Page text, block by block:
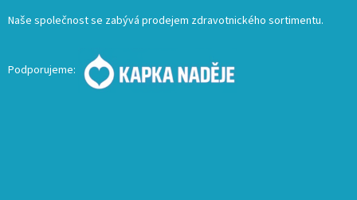
Naše společnost se zabývá prodejem zdravotnického sortimentu.
Podporujeme: